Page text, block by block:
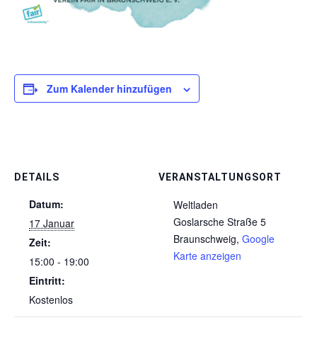
Zum Kalender hinzufügen
DETAILS
Datum:
17 Januar
Zeit:
15:00 - 19:00
Eintritt:
Kostenlos
VERANSTALTUNGSORT
Weltladen
Goslarsche Straße 5
Braunschweig, Google
Karte anzeigen